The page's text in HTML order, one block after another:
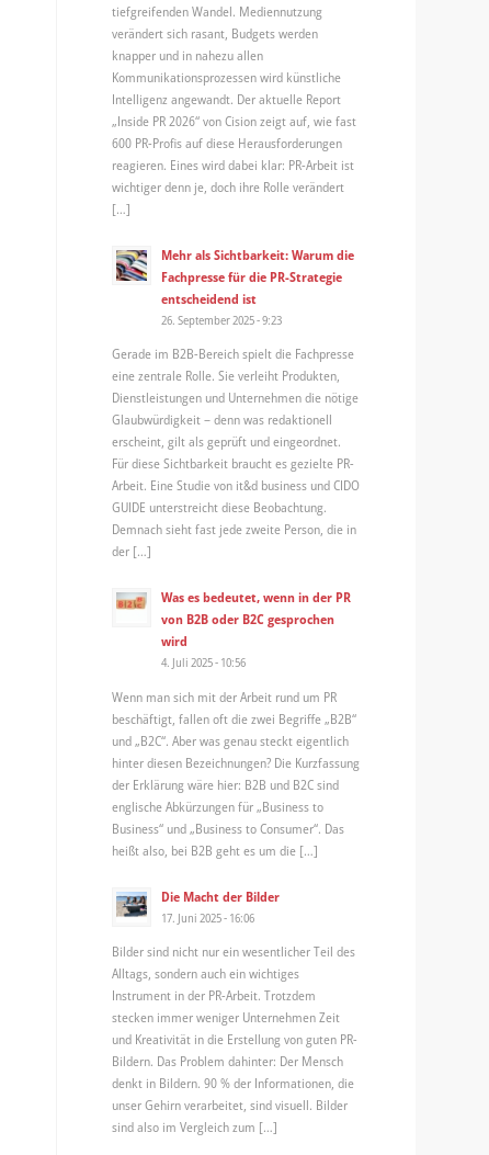
tiefgreifenden Wandel. Mediennutzung
verändert sich rasant, Budgets werden
knapper und in nahezu allen
Kommunikationsprozessen wird künstliche
Intelligenz angewandt. Der aktuelle Report
„Inside PR 2026“ von Cision zeigt auf, wie fast
600 PR-Profis auf diese Herausforderungen
reagieren. Eines wird dabei klar: PR-Arbeit ist
wichtiger denn je, doch ihre Rolle verändert
[…]
Mehr als Sichtbarkeit: Warum die
Fachpresse für die PR-Strategie
entscheidend ist
26. September 2025 - 9:23
Gerade im B2B-Bereich spielt die Fachpresse
eine zentrale Rolle. Sie verleiht Produkten,
Dienstleistungen und Unternehmen die nötige
Glaubwürdigkeit – denn was redaktionell
erscheint, gilt als geprüft und eingeordnet.
Für diese Sichtbarkeit braucht es gezielte PR-
Arbeit. Eine Studie von it&d business und CIDO
GUIDE unterstreicht diese Beobachtung.
Demnach sieht fast jede zweite Person, die in
der […]
Was es bedeutet, wenn in der PR
von B2B oder B2C gesprochen
wird
4. Juli 2025 - 10:56
Wenn man sich mit der Arbeit rund um PR
beschäftigt, fallen oft die zwei Begriffe „B2B“
und „B2C“. Aber was genau steckt eigentlich
hinter diesen Bezeichnungen? Die Kurzfassung
der Erklärung wäre hier: B2B und B2C sind
englische Abkürzungen für „Business to
Business“ und „Business to Consumer“. Das
heißt also, bei B2B geht es um die […]
Die Macht der Bilder
17. Juni 2025 - 16:06
Bilder sind nicht nur ein wesentlicher Teil des
Alltags, sondern auch ein wichtiges
Instrument in der PR-Arbeit. Trotzdem
stecken immer weniger Unternehmen Zeit
und Kreativität in die Erstellung von guten PR-
Bildern. Das Problem dahinter: Der Mensch
denkt in Bildern. 90 % der Informationen, die
unser Gehirn verarbeitet, sind visuell. Bilder
sind also im Vergleich zum […]